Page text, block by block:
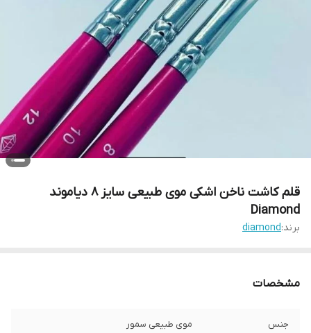
قلم کاشت ناخن اشکی موی طبیعی سایز 8 دیاموند
Diamond
برند:diamond
مشخصات
جنس موی طبیعی سمور